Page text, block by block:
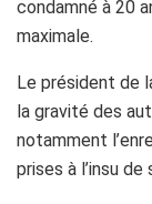
condamné à 20
maximale.
Le président de
la gravité des
notamment
prises à l’insu de